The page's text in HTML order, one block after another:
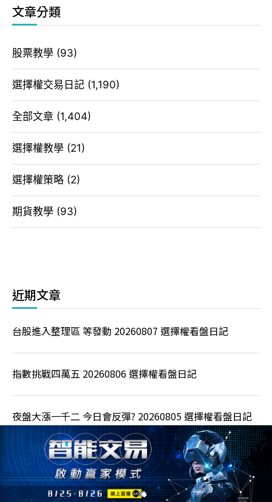
文章分類
股票教學 (93)
選擇權交易日記 (1,190)
全部文章 (1,404)
選擇權教學 (21)
選擇權策略 (2)
期貨教學 (93)
近期文章
台股進入整理區 等發動 20260807 選擇權看盤日記
指數挑戰四萬五 20260806 選擇權看盤日記
夜盤大漲一千二 今日會反彈? 20260805 選擇權看盤日記
台指走勢上下刷 20260804 選擇權看盤日記